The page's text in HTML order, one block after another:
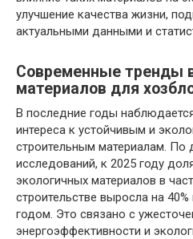
улучшение качества жизни,
актуальными данными и
Современные тренды
материалов для
В последние годы
интереса к устойчивым и
строительным материалам.
исследований, к 2025 году
экологичных материалов в
строительстве выросла на
годом. Это связано с
энергоэффективности и